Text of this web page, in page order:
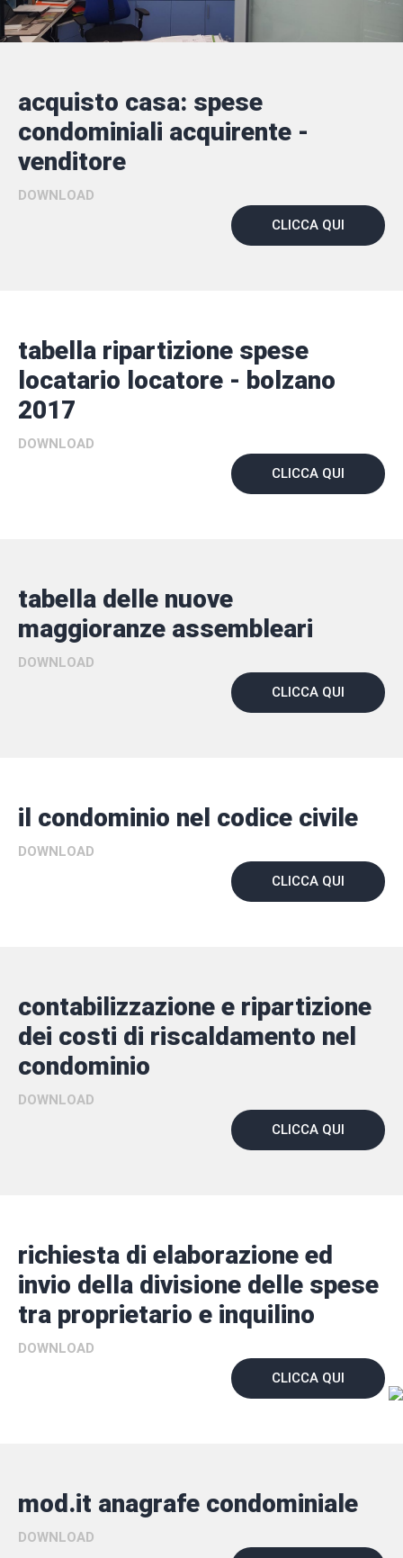
acquisto casa: spese
condominiali acquirente -
venditore
DOWNLOAD
CLICCA QUI
tabella ripartizione spese
locatario locatore - bolzano
2017
DOWNLOAD
CLICCA QUI
tabella delle nuove
maggioranze assembleari
DOWNLOAD
CLICCA QUI
il condominio nel codice civile
DOWNLOAD
CLICCA QUI
contabilizzazione e ripartizione
dei costi di riscaldamento nel
condominio
DOWNLOAD
CLICCA QUI
richiesta di elaborazione ed
invio della divisione delle spese
tra proprietario e inquilino
DOWNLOAD
CLICCA QUI
mod.it anagrafe condominiale
DOWNLOAD